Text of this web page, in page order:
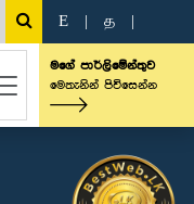
E த
මගේ පාර්ලිමේන්තුව
මෙතැනින් පිවිසෙන්න